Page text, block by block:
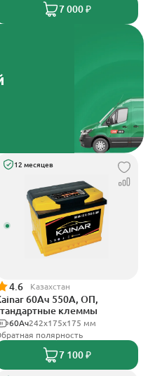
7 000 ₽
12 месяцев
4.6 Казахстан
60Ач 550А, ОП,
клеммы
242х175х175 мм
60Ач
полярность
7 100 ₽